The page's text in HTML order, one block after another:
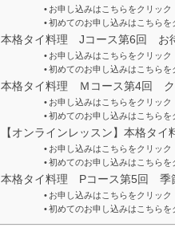
お申し込みはこちらをクリック
初めてのお申し込みはこちらを
本格タイ料理 Jコース第6回 お
お申し込みはこちらをクリック
初めてのお申し込みはこちらを
本格タイ料理 Ｍコース第4回 ク
お申し込みはこちらをクリック
初めてのお申し込みはこちらを
【オンラインレッスン】本格タ
お申し込みはこちらをクリック
初めてのお申し込みはこちらを
本格タイ料理 Pコース第5回 季
お申し込みはこちらをクリック
初めてのお申し込みはこちらを